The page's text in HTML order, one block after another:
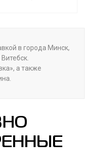
в города Минск,
а также